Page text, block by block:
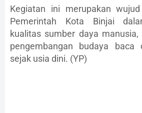
Kegiatan ini merupakan
Pemerintah Kota Binjai
kualitas sumber daya
pengembangan budaya
sejak usia dini. (YP)